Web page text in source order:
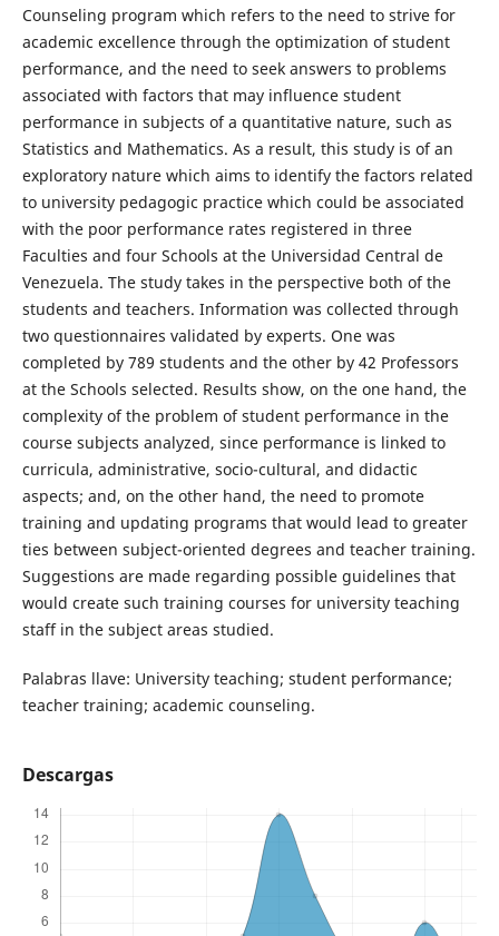
Counseling program which refers to the need to strive for
academic excellence through the optimization of student
performance, and the need to seek answers to problems
associated with factors that may influence student
performance in subjects of a quantitative nature, such as
Statistics and Mathematics. As a result, this study is of an
exploratory nature which aims to identify the factors related
to university pedagogic practice which could be associated
with the poor performance rates registered in three
Faculties and four Schools at the Universidad Central de
Venezuela. The study takes in the perspective both of the
students and teachers. Information was collected through
two questionnaires validated by experts. One was
completed by 789 students and the other by 42 Professors
at the Schools selected. Results show, on the one hand, the
complexity of the problem of student performance in the
course subjects analyzed, since performance is linked to
curricula, administrative, socio-cultural, and didactic
aspects; and, on the other hand, the need to promote
training and updating programs that would lead to greater
ties between subject-oriented degrees and teacher training.
Suggestions are made regarding possible guidelines that
would create such training courses for university teaching
staff in the subject areas studied.
Palabras llave: University teaching; student performance;
teacher training; academic counseling.
Descargas